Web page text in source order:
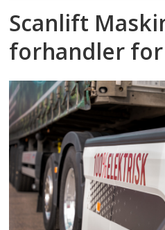
Scanlift
forhandler